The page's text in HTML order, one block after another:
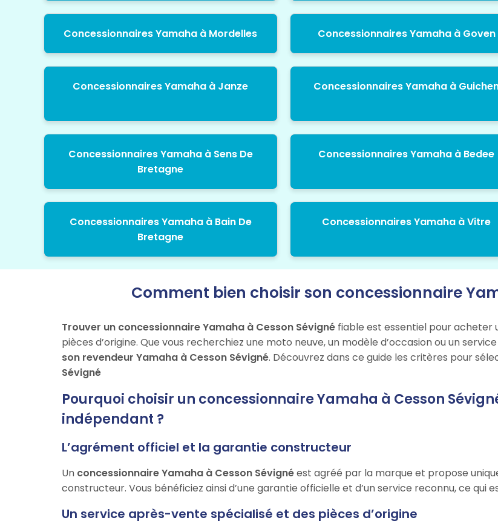
Concessionnaires Yamaha à Mordelles Concessionnaires Yamaha à Goven
Concessionnaires Yamaha à Janze Concessionnaires Yamaha à
Concessionnaires Yamaha à Sens De
Bretagne
Concessionnaires Yamaha à Bedee
Concessionnaires Yamaha à Bain De
Bretagne
Concessionnaires Yamaha à Vitre
Comment bien choisir son concessionnaire
Trouver un concessionnaire Yamaha à Cesson Sévigné fiable est essentiel pour acheter
pièces d’origine. Que vous recherchiez une moto neuve, un modèle d’occasion ou un
son revendeur Yamaha à Cesson Sévigné. Découvrez dans ce guide les critères pour
Sévigné
Pourquoi choisir un concessionnaire Yamaha à Cesson
indépendant ?
L’agrément officiel et la garantie constructeur
Un concessionnaire Yamaha à Cesson Sévignéest agréé par la marque et propose
constructeur. Vous bénéficiez ainsi d’une garantie officielle et d’un service reconnu, ce qui
Un service après-vente spécialisé et des pièces d’origine